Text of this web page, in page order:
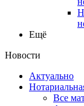
Ещё
Новости
Актуально
Все